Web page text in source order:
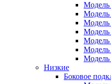
Модель
Модель
Модель
Модель
Модель
Модель
Модель
Низкие
Боковое